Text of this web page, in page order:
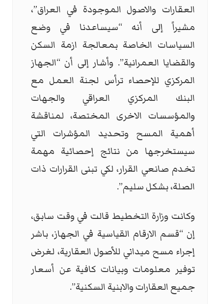
العقارات والاصول الموجودة في العراق”،
مشيراً إلى أنه “سيساعدنا في وضع
السياسات الخاصة بمعالجة ازمة السكن
والقضايا العمرانية”. وأشار إلى أن “الجهاز
المركزي للإحصاء ترأس لجنة العمل مع
البنك المركزي ‏العراقي والجهات
والمؤسسات الاخرى المختصة، لمناقشة
أهمية المسح ‏وتحديد المؤشرات التي
سيستخرجها من نتائج إحصائية مهمة
تخدم ‏صانعي القرار، لكي تبنى القرارات ذات
الصلة، بشكل سليم”.‏
وكانت وزارة التخطيط قالت في وقت سابق،
إن “قسم الارقام ‏القياسية في الجهاز، باشر
إجراء مسح ميداني للأصول العقارية، لغرض
‏توفير معلومات وبيانات كافية عن أسعار
جميع العقارات والابنية السكنية”.‏